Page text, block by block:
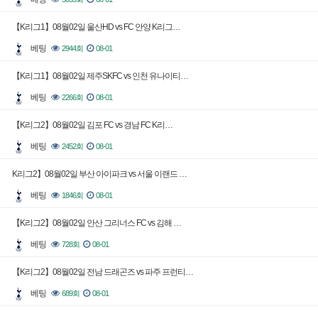
【K리그1】08월02일 울산HD vs FC 안양 K리그…
베팅 2944회 08-01
【K리그1】08월02일 제주SKFC vs 인천 유나이티…
베팅 2266회 08-01
【K리그2】08월02일 김포 FC vs 경남 FC K리…
베팅 2452회 08-01
K리그2】08월02일 부산 아이파크 vs 서울 이랜드 …
베팅 1846회 08-01
【K리그2】08월02일 안산 그리너스 FC vs 김해 …
베팅 728회 08-01
【K리그2】08월02일 전남 드래곤즈 vs 파주 프런티…
베팅 689회 08-01